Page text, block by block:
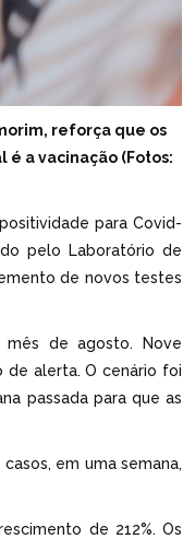
reforça que os
a vacinação (Fotos:
para Covid-
pelo Laboratório de
de novos testes
de agosto. Nove
de alerta. O cenário foi
passada para que as
em uma semana,
de 212%. Os